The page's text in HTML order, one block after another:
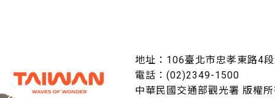
地址：106臺北市忠孝東路4
電話：(02)2349-1500
中華民國交通部觀光署 版權